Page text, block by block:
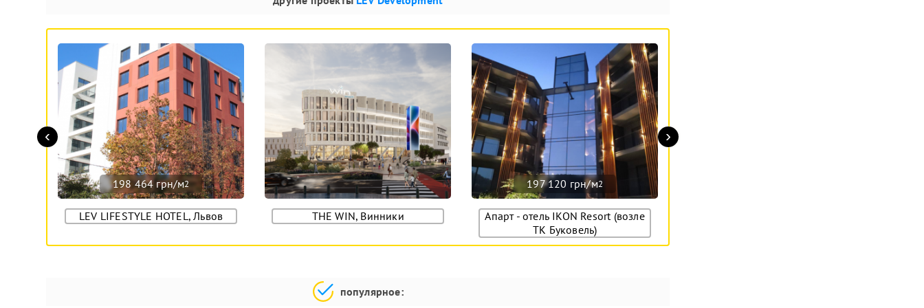
198 464 грн/м2
LEV LIFESTYLE HOTEL, Львов THE WIN, Винники
197 120 грн/м2
Апарт - отель IKON Resort (возле
ТК Буковель)
‹ ›
популярное: